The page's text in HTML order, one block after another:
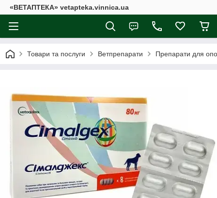
«ВЕТАПТЕКА» vetapteka.vinnica.ua
Товари та послуги Ветпрепарати Препарати для